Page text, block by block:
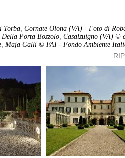
Torba, Gornate Olona (VA) - Foto di
Porta Bozzolo, Casalzuigno (VA) ©
Maja Galli © FAI - Fondo Ambiente